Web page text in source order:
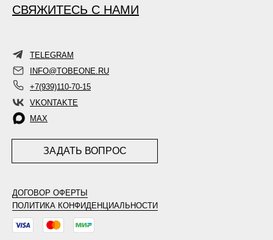
TELEGRAM
INFO@TOBEONE.RU
+7(939)110-70-15
VKONTAKTE
MAX
ДОГОВОР ОФЕРТЫ
ПОЛИТИКА КОНФИДЕНЦИАЛЬНОСТИ
СВЯЖИТЕСЬ С НАМИ
ЗАДАТЬ ВОПРОС